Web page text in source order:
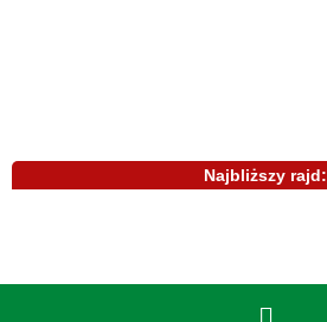
Najbliższy rajd: